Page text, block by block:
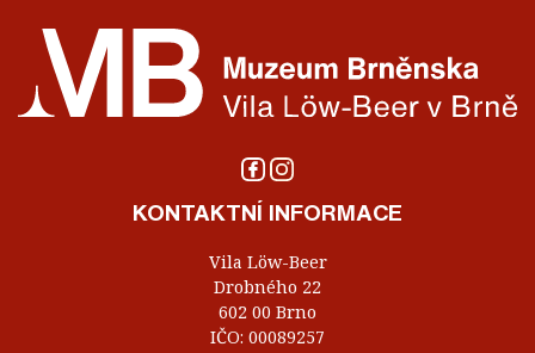
KONTAKTNÍ INFORMACE
Vila Löw-Beer
Drobného 22
602 00 Brno
IČO: 00089257